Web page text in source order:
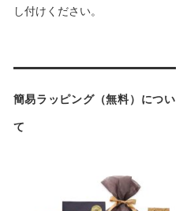
し付けください。
簡易ラッピング（無料）につい
て